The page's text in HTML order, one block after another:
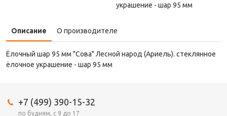
украшение - шар 95 мм
Описание О производителе
Ёлочный шар 95 мм "Сова" Лесной народ (Ариель). стеклянное
ёлочное украшение - шар 95 мм
+7 (499) 390-15-32
по будням, с 9 до 17